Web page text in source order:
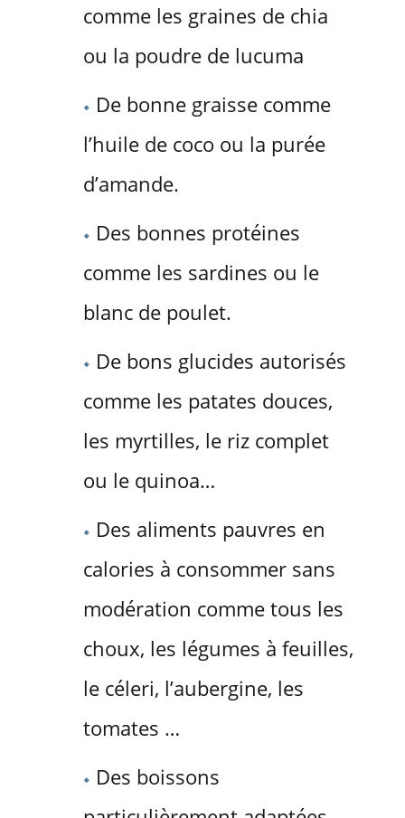
comme les graines de chia
ou la poudre de lucuma
De bonne graisse comme
l’huile de coco ou la purée
d’amande.
Des bonnes protéines
comme les sardines ou le
blanc de poulet.
De bons glucides autorisés
comme les patates douces,
les myrtilles, le riz complet
ou le quinoa…
Des aliments pauvres en
calories à consommer sans
modération comme tous les
choux, les légumes à feuilles,
le céleri, l’aubergine, les
tomates …
Des boissons